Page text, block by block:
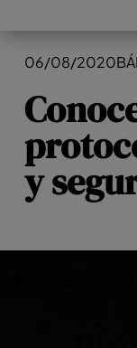
06/08/2020
y